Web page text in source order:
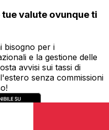
valute ovunque ti
bisogno per i
e la gestione delle
avvisi sui tassi di
senza commissioni